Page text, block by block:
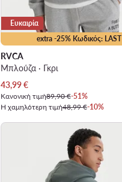
extra -25% Κωδικός: LAST
Ευκαιρία
RVCA
Μπλούζα · Γκρι
Τρέχουσα τιμή
43,99€
Κανονική τιμή89,90 €-51%
Η χαμηλότερη τιμή48,99 €-10%